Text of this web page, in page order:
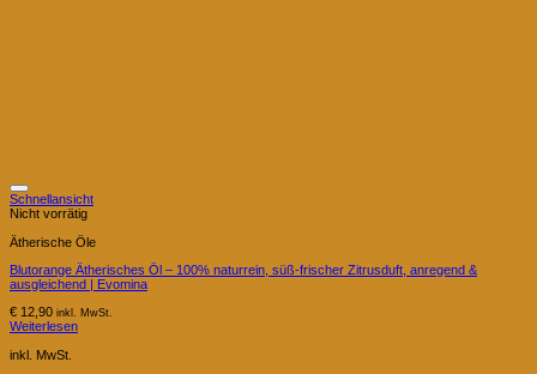
Schnellansicht
Nicht vorrätig
Ätherische Öle
Blutorange Ätherisches Öl – 100% naturrein, süß-frischer Zitrusduft, anregend &
ausgleichend | Evomina
€ 12,90 inkl. MwSt.
Weiterlesen
inkl. MwSt.